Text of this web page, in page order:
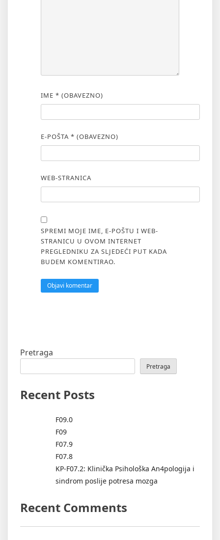
IME * (OBAVEZNO)
E-POŠTA * (OBAVEZNO)
WEB-STRANICA
SPREMI MOJE IME, E-POŠTU I WEB-
STRANICU U OVOM INTERNET
PREGLEDNIKU ZA SLJEDEĆI PUT KADA
BUDEM KOMENTIRAO.
Pretraga
Pretraga
Recent Posts
F09.0
F09
F07.9
F07.8
KP-F07.2: Klinička Psihološka An4pologija i
sindrom poslije potresa mozga
Recent Comments